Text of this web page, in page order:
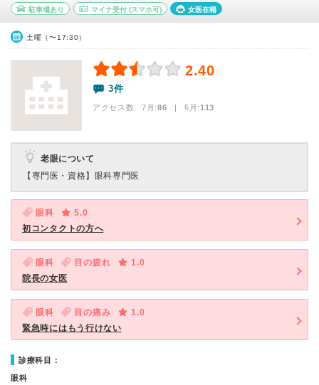
駐車場あり マイナ受付(スマホ可) 女医在籍
土曜（〜17:30）
2.40
3件
アクセス数 7月:86 | 6月:113
老眼について
【専門医・資格】 眼科専門医
眼科
5.0
初コンタクトの方へ
眼科 目の疲れ
1.0
院長の女医
眼科 目の痛み
1.0
緊急時にはもう行けない
診療科目：
眼科